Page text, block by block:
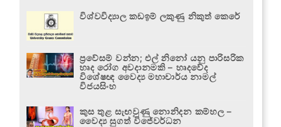
විශ්වවිද්‍යාල කඩඉම් ලකුණු නිකුත් කෙරේ
ප්‍රවේසම් වන්න; එල් නිනෝ යනු පාරිසරික
හෘද රෝග අවදානමකි – හෘදවේද
විශේෂඥ වෛද්‍ය මහාචාර්ය නාමල්
විජයසිංහ
කුස තුළ සැඟවුණු නොනිදන කම්හල –
වෛද්‍ය සුගත් විජේවර්ධන